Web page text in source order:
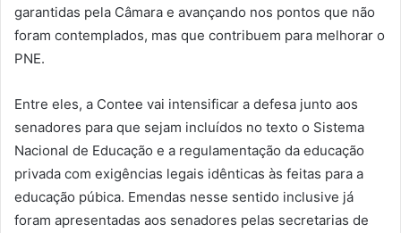
garantidas pela Câmara e avançando nos pontos que não
foram contemplados, mas que contribuem para melhorar o
PNE.
Entre eles, a Contee vai intensificar a defesa junto aos
senadores para que sejam incluídos no texto o Sistema
Nacional de Educação e a regulamentação da educação
privada com exigências legais idênticas às feitas para a
educação púbica. Emendas nesse sentido inclusive já
foram apresentadas aos senadores pelas secretarias de